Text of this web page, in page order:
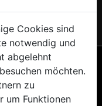
Cookies sind
notwendig und
abgelehnt
möchten.
zu
um Funktionen